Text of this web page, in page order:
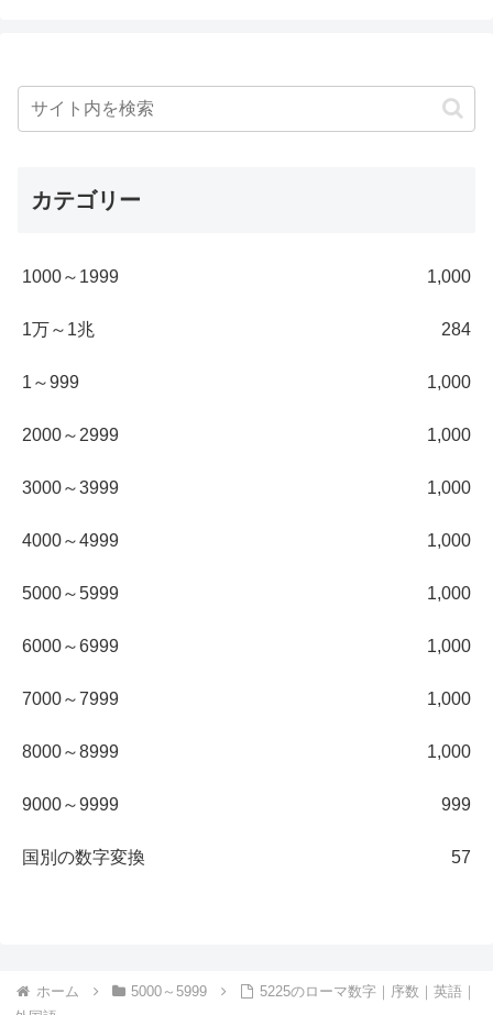
カテゴリー
1000～1999 1,000
1万～1兆 284
1～999 1,000
2000～2999 1,000
3000～3999 1,000
4000～4999 1,000
5000～5999 1,000
6000～6999 1,000
7000～7999 1,000
8000～8999 1,000
9000～9999 999
国別の数字変換 57
ホーム 5000～5999
5225のローマ数字｜序数｜英語｜